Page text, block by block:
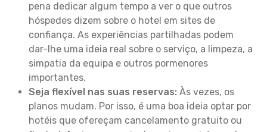
pena dedicar algum tempo a ver o que outros
hóspedes dizem sobre o hotel em sites de
confiança. As experiências partilhadas podem
dar-lhe uma ideia real sobre o serviço, a limpeza, a
simpatia da equipa e outros pormenores
importantes.
Seja flexível nas suas reservas: Às vezes, os
planos mudam. Por isso, é uma boa ideia optar por
hotéis que ofereçam cancelamento gratuito ou